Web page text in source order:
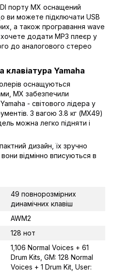
порту MX оснащений
ви можете підключати USB
а також програвання wave
хочете додати MP3 плеєр у
до аналогового стерео
клавіатура Yamaha
оснащуються
MX забезпечили
- світового лідера у
З вагою 3.8 кг (MX49)
можна легко підняти і
дизайн, їх зручно
відмінно вписуються в
49 повнорозмірних
динамічних клавіш
AWM2
128 нот
1,106 Normal Voices + 61
Drum Kits, GM: 128 Normal
Voices + 1 Drum Kit, User: